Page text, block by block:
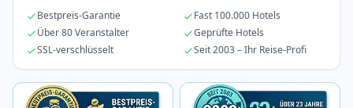
Bestpreis-Garantie
Fast 100.000 Hotels
Über 80 Veranstalter
Geprüfte Hotels
SSL-verschlüsselt
Seit 2003 – Ihr Reise-Profi